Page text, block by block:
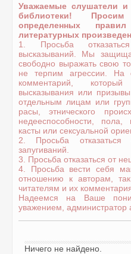
Уважаемые слушатели и
библиотеки!
определенных
литературных
1. Просьба
высказываний. Мы
свободно выражать свою
не терпим агрессии. На
комментарий,
высказывания или
отдельным лицам или
расы, этнического
недееспособности, пола,
касты или сексуальной
2. Просьба
запугиваний.
3. Просьба отказаться от
4. Просьба вести себя
отношению к авторам,
читателям и их
Надеемся на Ваше
уважением, администратор
Ничего не найдено.